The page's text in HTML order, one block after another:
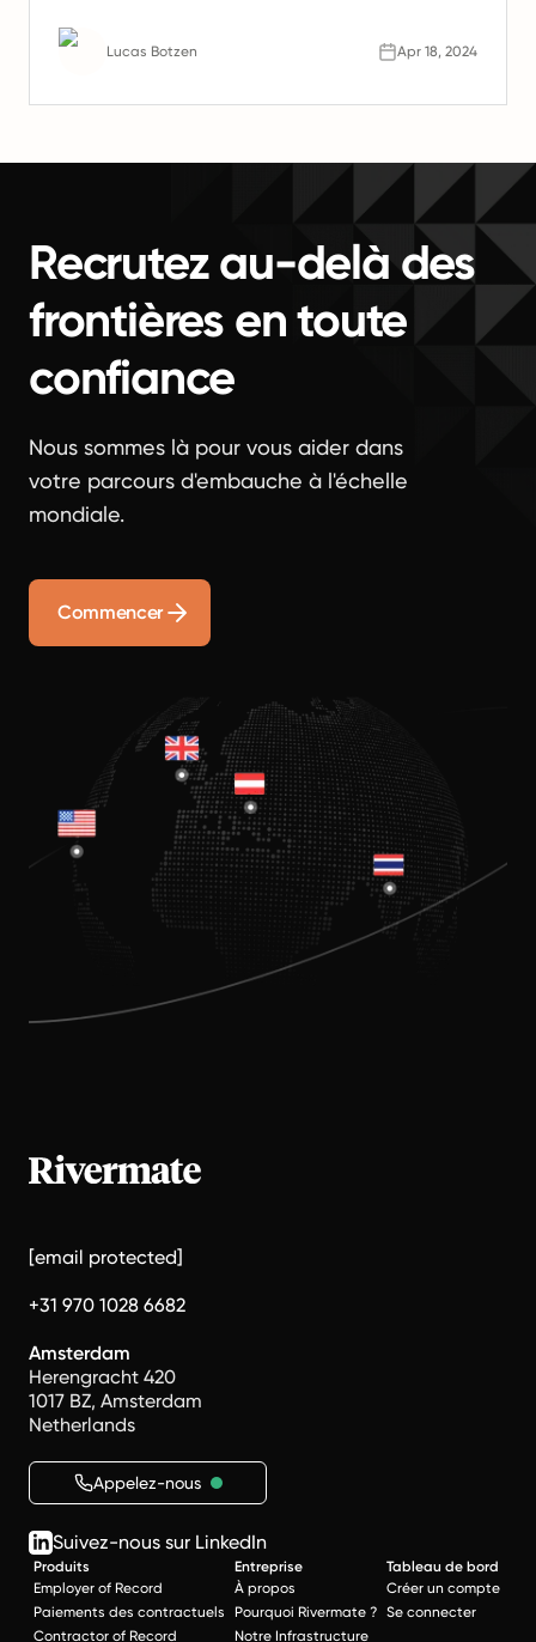
l'avenir du travail.
Lucas Botzen Apr 18, 2024
Recrutez au-delà des
frontières en toute
confiance
Nous sommes là pour vous aider dans
votre parcours d'embauche à l'échelle
mondiale.
Commencer
[email protected]
+31 970 1028 6682
Amsterdam
Herengracht 420
1017 BZ, Amsterdam
Netherlands
Appelez-nous
Suivez-nous sur LinkedIn
Produits
Employer of Record
Paiements des contractuels
Contractor of Record
Entreprise
À propos
Pourquoi Rivermate ?
Notre Infrastructure
Tableau de bord
Créer un compte
Se connecter